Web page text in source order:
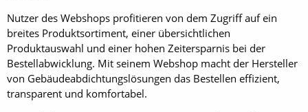
Nutzer des Webshops profitieren von dem Zugriff auf ein
breites Produktsortiment, einer übersichtlichen
Produktauswahl und einer hohen Zeitersparnis bei der
Bestellabwicklung. Mit seinem Webshop macht der Hersteller
von Gebäudeabdichtungslösungen das Bestellen effizient,
transparent und komfortabel.